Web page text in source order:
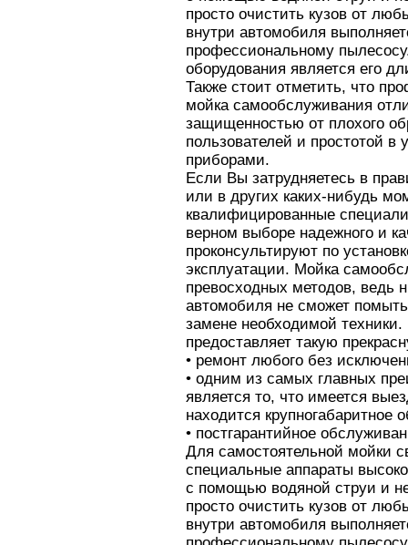
просто очистить кузов от
внутри автомобиля
профессиональному
оборудования является его
Также стоит отметить, что
мойка самообслуживания
защищенностью от плохого
пользователей и простотой
приборами.
Если Вы затрудняетесь в
или в других каких-нибудь
квалифицированные
верном выборе надежного и
проконсультируют по
эксплуатации. Мойка
превосходных методов, ведь
автомобиля не сможет
замене необходимой
предоставляет такую
• ремонт любого без
• одним из самых главных
является то, что имеется
находится крупногабаритное
• постгарантийное
Для самостоятельной мойки
специальные аппараты
с помощью водяной струи и
просто очистить кузов от
внутри автомобиля